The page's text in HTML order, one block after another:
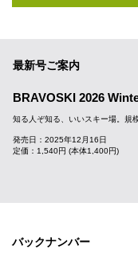
最新号ご案内
BRAVOSKI 2026
知る人ぞ知る、いいスキー場。規
発売日：2025年12月16日
定価：1,540円 (本体1,400円)
バックナンバー